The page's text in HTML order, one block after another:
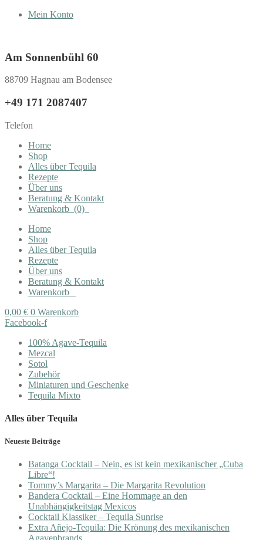
Mein Konto
Am Sonnenbühl 60
88709 Hagnau am Bodensee
+49 171 2087407
Telefon
Home
Shop
Alles über Tequila
Rezepte
Über uns
Beratung & Kontakt
Warenkorb (0)
Home
Shop
Alles über Tequila
Rezepte
Über uns
Beratung & Kontakt
Warenkorb
0,00 € 0 Warenkorb
Facebook-f
100% Agave-Tequila
Mezcal
Sotol
Zubehör
Miniaturen und Geschenke
Tequila Mixto
Alles über Tequila
Neueste Beiträge
Batanga Cocktail – Nein, es ist kein mexikanischer „Cuba
Libre“!
Tommy’s Margarita – Die Margarita Revolution
Bandera Cocktail – Eine Hommage an den
Unabhängigkeitstag Mexicos
Cocktail Klassiker – Tequila Sunrise
Extra Añejo-Tequila: Die Krönung des mexikanischen